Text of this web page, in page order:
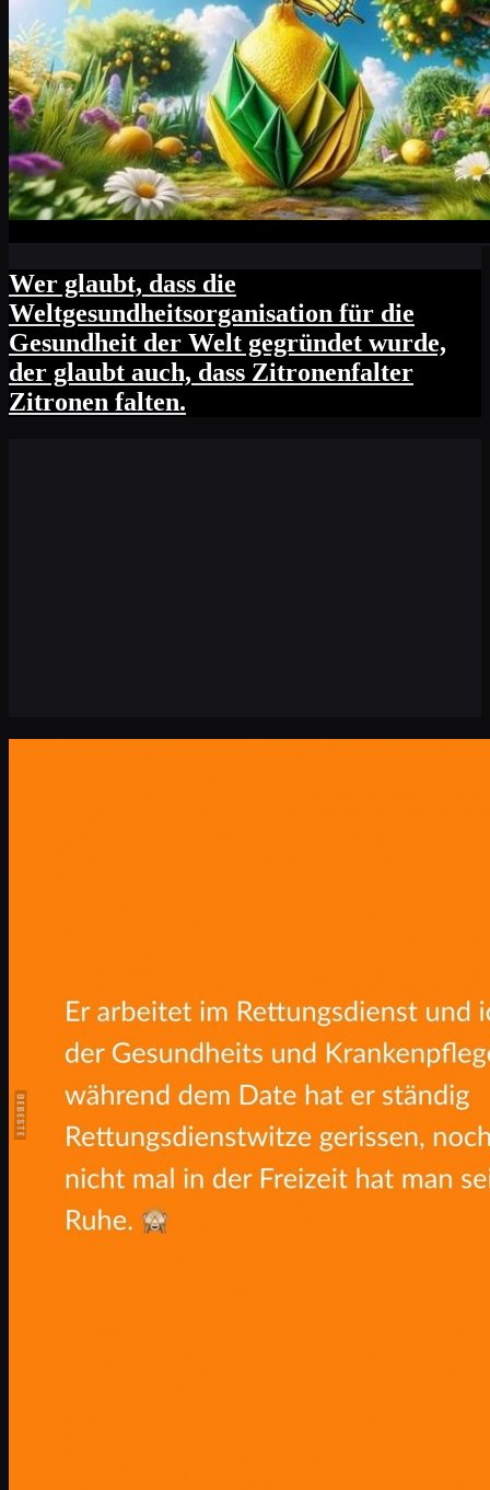
Wer glaubt, dass die
Weltgesundheitsorganisation für die
Gesundheit der Welt gegründet wurde,
der glaubt auch, dass Zitronenfalter
Zitronen falten.